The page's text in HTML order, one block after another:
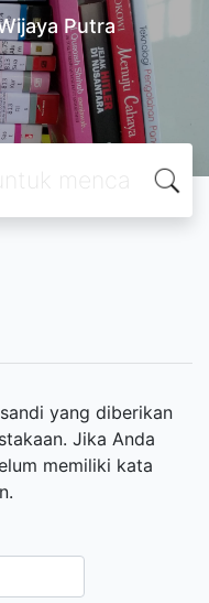
Putra
yang diberikan
Jika Anda
memiliki kata